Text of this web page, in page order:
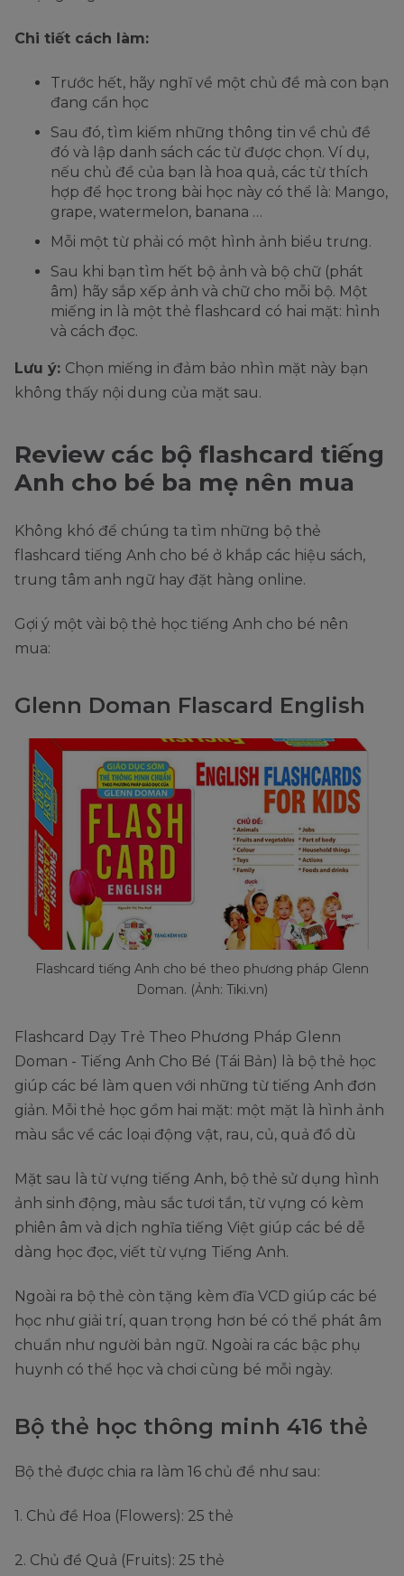
Chi tiết cách làm:
Trước hết, hãy nghĩ về một chủ đề mà con bạn
đang cần học
Sau đó, tìm kiếm những thông tin về chủ đề
đó và lập danh sách các từ được chọn. Ví dụ,
nếu chủ đề của bạn là hoa quả, các từ thích
hợp để học trong bài học này có thể là: Mango,
grape, watermelon, banana …
Mỗi một từ phải có một hình ảnh biểu trưng.
Sau khi bạn tìm hết bộ ảnh và bộ chữ (phát
âm) hãy sắp xếp ảnh và chữ cho mỗi bộ. Một
miếng in là một thẻ flashcard có hai mặt: hình
và cách đọc.
Lưu ý: Chọn miếng in đảm bảo nhìn mặt này bạn
không thấy nội dung của mặt sau.
Review các bộ flashcard tiếng
Anh cho bé ba mẹ nên mua
Không khó để chúng ta tìm những bộ thẻ
flashcard tiếng Anh cho bé ở khắp các hiệu sách,
trung tâm anh ngữ hay đặt hàng online.
Gợi ý một vài bộ thẻ học tiếng Anh cho bé nên
mua:
Glenn Doman Flascard English
Flashcard tiếng Anh cho bé theo phương pháp Glenn
Doman. (Ảnh: Tiki.vn)
Flashcard Dạy Trẻ Theo Phương Pháp Glenn
Doman - Tiếng Anh Cho Bé (Tái Bản) là bộ thẻ học
giúp các bé làm quen với những từ tiếng Anh đơn
giản. Mỗi thẻ học gồm hai mặt: một mặt là hình ảnh
màu sắc về các loại động vật, rau, củ, quả đồ dù
Mặt sau là từ vựng tiếng Anh, bộ thẻ sử dụng hình
ảnh sinh động, màu sắc tươi tắn, từ vựng có kèm
phiên âm và dịch nghĩa tiếng Việt giúp các bé dễ
dàng học đọc, viết từ vựng Tiếng Anh.
Ngoài ra bộ thẻ còn tặng kèm đĩa VCD giúp các bé
học như giải trí, quan trọng hơn bé có thể phát âm
chuẩn như người bản ngữ. Ngoài ra các bậc phụ
huynh có thể học và chơi cùng bé mỗi ngày.
Bộ thẻ học thông minh 416 thẻ
Bộ thẻ được chia ra làm 16 chủ đề như sau:
1. Chủ đề Hoa (Flowers): 25 thẻ
2. Chủ đề Quả (Fruits): 25 thẻ